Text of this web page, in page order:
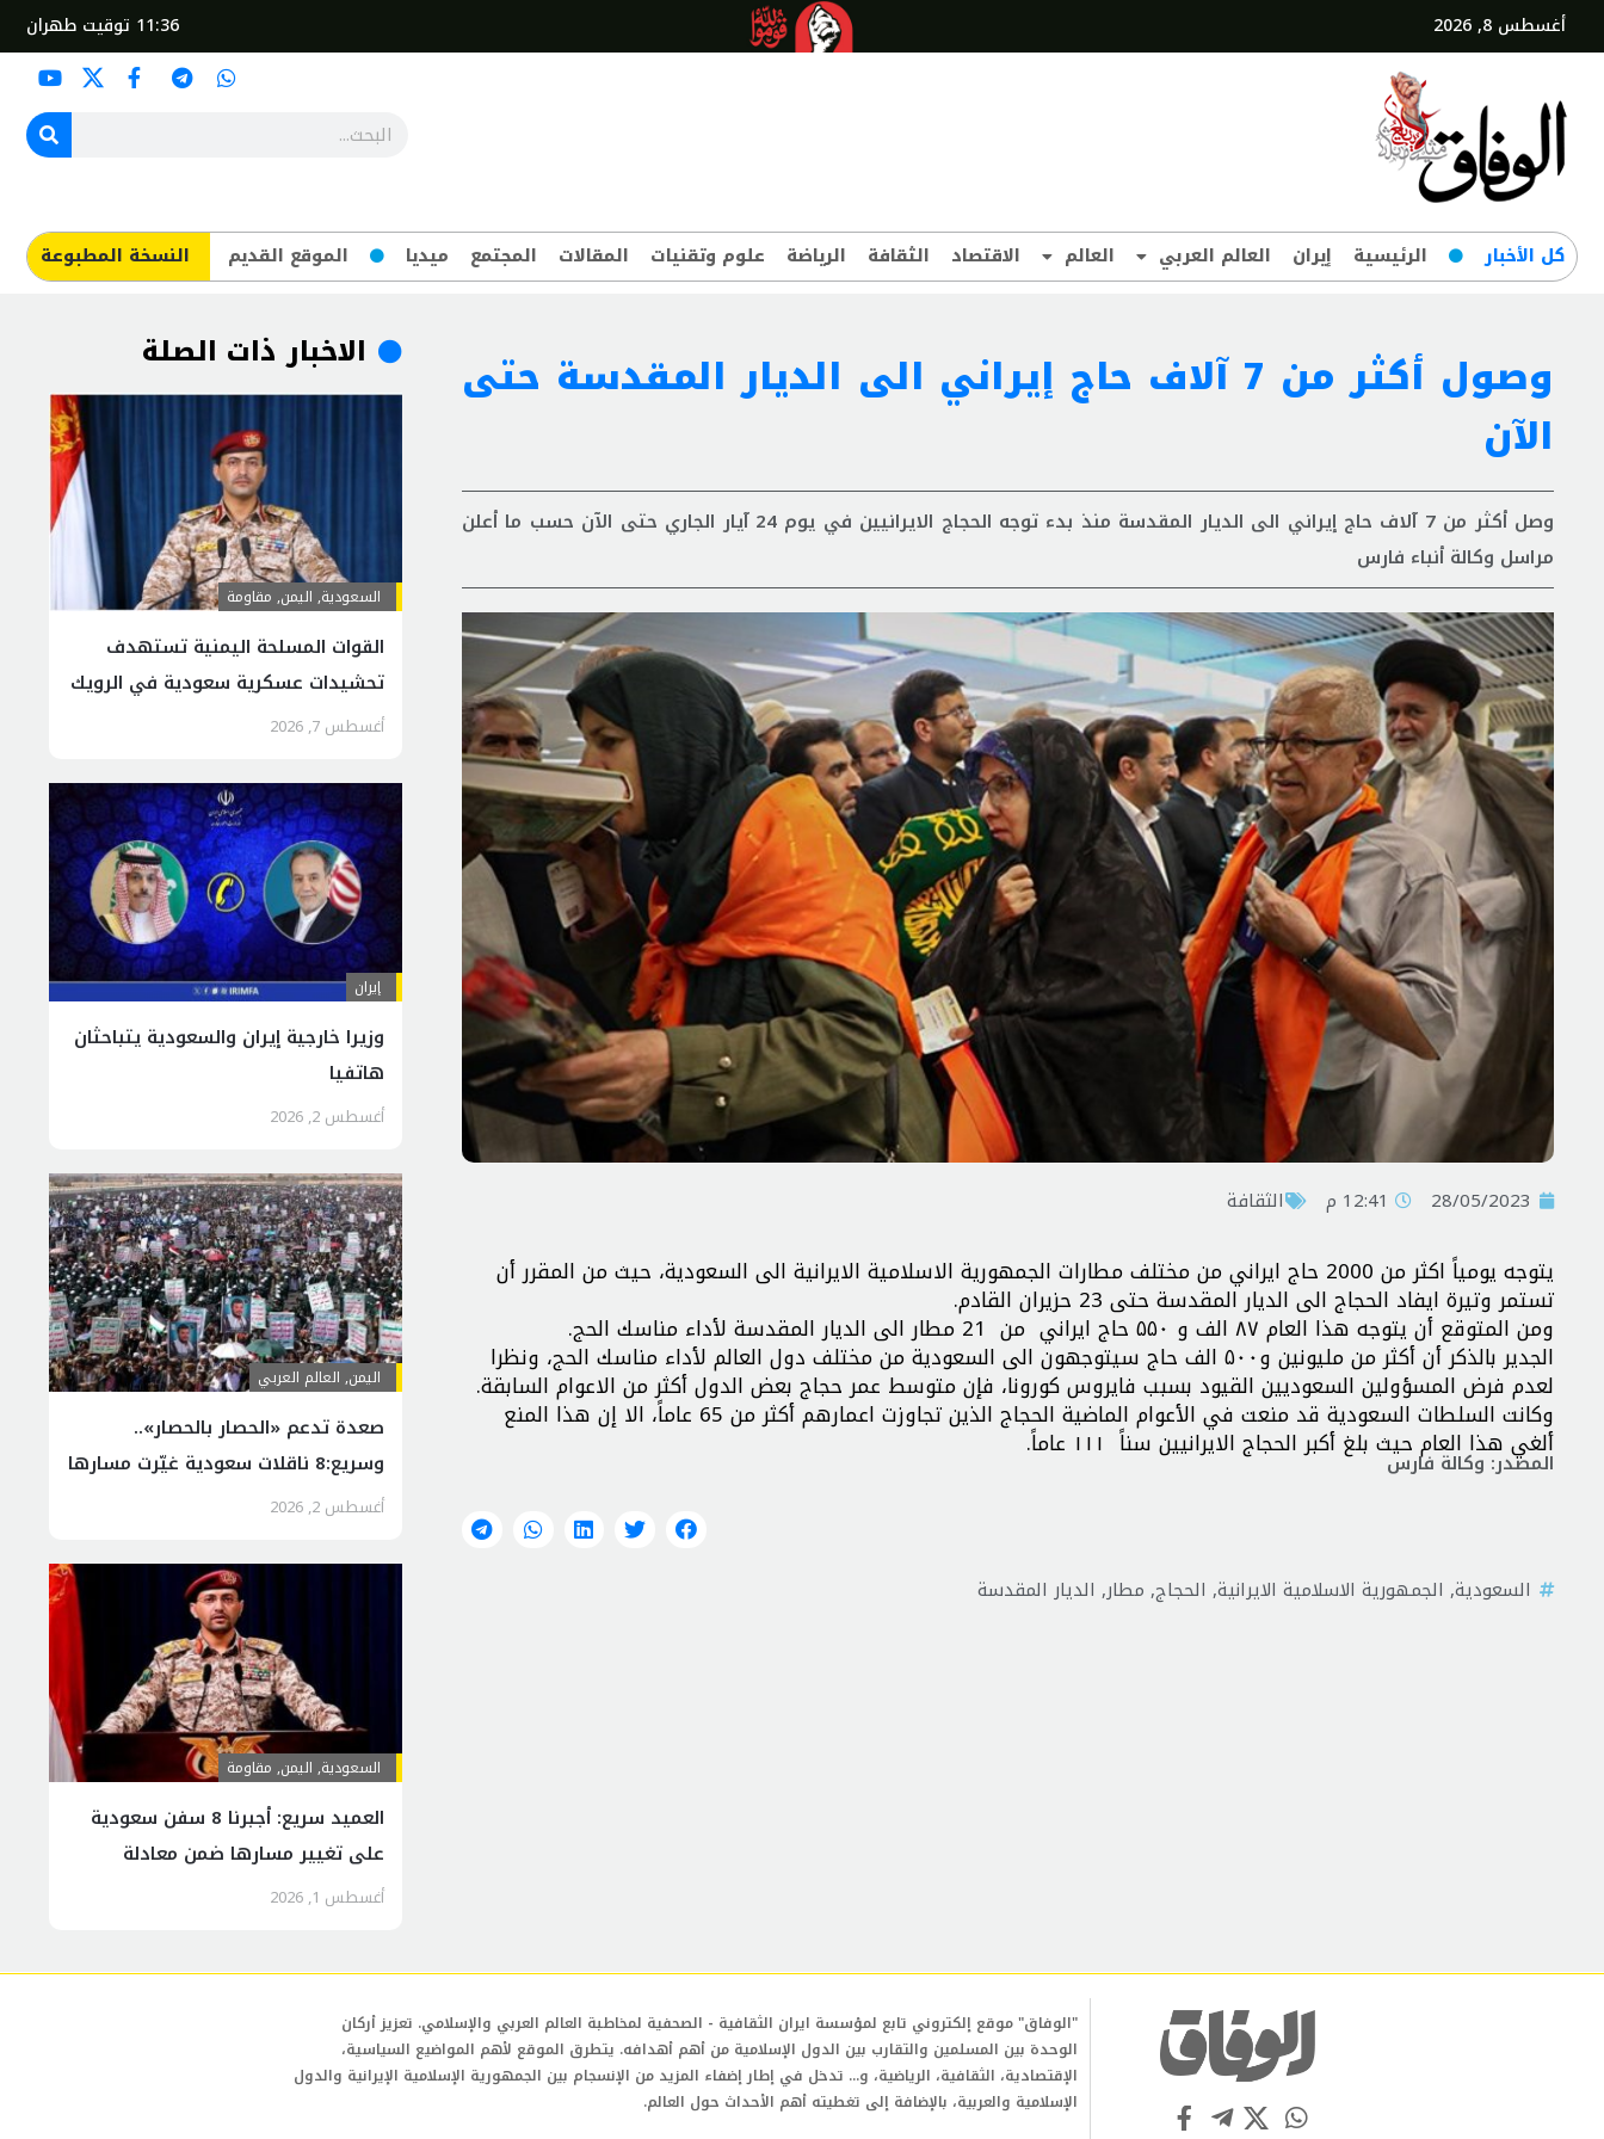
أغسطس 8, 2026 11:36 توقيت طهران
کل‌ الأخبار الرئيسية إيران العالم العربي العالم الاقتصاد الثقافة الرياضة علوم وتقنيات المقالات المجتمع ميديا الموقع القديم ​النسخة المطبوعة
وصول أكثر من 7 آلاف حاج إيراني الى الديار المقدسة حتى
الآن
وصل أكثر من 7 آلاف حاج إيراني الى الديار المقدسة منذ بدء توجه الحجاج الايرانيين في يوم 24 آيار الجاري حتى الآن حسب ما أعلن
مراسل وكالة أنباء فارس
28/05/2023 12:41 م الثقافة
يتوجه يومياً اكثر من 2000 حاج ايراني من مختلف مطارات الجمهورية الاسلامية الايرانية الى السعودية، حيث من المقرر أن
تستمر وتيرة ايفاد الحجاج الى الديار المقدسة حتى 23 حزيران القادم.
ومن المتوقع أن يتوجه هذا العام ۸۷ الف و ۵۵۰ حاج ایراني من 21 مطار الى الديار المقدسة لأداء مناسك الحج.
الجدير بالذكر أن أكثر من مليونين و۵۰۰ الف حاج سيتوجهون الى السعودية من مختلف دول العالم لأداء مناسك الحج، ونظرا
لعدم فرض المسؤولين السعوديين القيود بسبب فايروس كورونا، فإن متوسط عمر حجاج بعض الدول أكثر من الاعوام السابقة.
وكانت السلطات السعودية قد منعت في الأعوام الماضية الحجاج الذين تجاوزت اعمارهم أكثر من 65 عاماً، الا إن هذا المنع
ألغي هذا العام حيث بلغ أكبر الحجاج الايرانيين سناً ۱۱۱ عاماً.
المصدر: وكالة فارس
السعودية, الجمهورية الاسلامية الايرانية, الحجاج, مطار, الديار المقدسة
الاخبار ذات الصلة
السعودية, اليمن, مقاومة
القوات المسلحة اليمنية تستهدف
تحشيدات عسكرية سعودية في الرويك
والعبر والثنية
أغسطس 7, 2026
إيران
وزيرا خارجية إيران والسعودية یتباحثان
هاتفيا
أغسطس 2, 2026
اليمن, العالم العربي
صعدة تدعم «الحصار بالحصار»..
وسريع:8 ناقلات سعودية غيّرت مسارها
أغسطس 2, 2026
السعودية, اليمن, مقاومة
العميد سريع: أجبرنا 8 سفن سعودية
على تغيير مسارها ضمن معادلة
“الحصار بالحصار”
أغسطس 1, 2026
"الوفاق" موقع إلكتروني تابع لمؤسسة ايران الثقافية - الصحفية لمخاطبة العالم العربي والإسلامي. تعزيز أركان
الوحدة بين المسلمين والتقارب بين الدول الإسلامية من أهم أهدافه. يتطرق الموقع لأهم المواضيع السياسية،
الإقتصادية، الثقافية، الرياضية، و... تدخل في إطار إضفاء المزيد من الإنسجام بين الجمهورية الإسلامية الإيرانية والدول
الإسلامية والعربية، بالإضافة إلى تغطيته أهم الأحداث حول العالم.